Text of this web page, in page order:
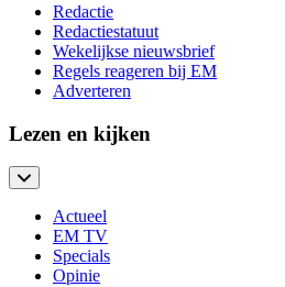
Redactie
Redactiestatuut
Wekelijkse nieuwsbrief
Regels reageren bij EM
Adverteren
Lezen en kijken
Actueel
EM TV
Specials
Opinie